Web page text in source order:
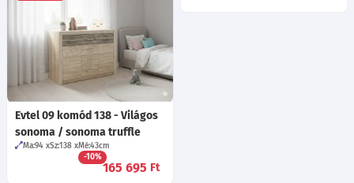
Evtel 09 komód 138 - Világos
sonoma / sonoma truffle
Ma:94 Sz:138 Mé:43cm
-10%
165 695 Ft